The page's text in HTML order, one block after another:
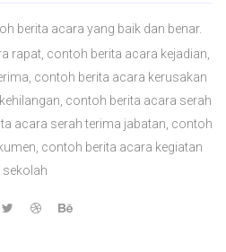
berita acara yang baik dan benar.
rapat, contoh berita acara kejadian,
contoh berita acara kerusakan
contoh berita acara serah
acara serah terima jabatan, contoh
contoh berita acara kegiatan
sekolah